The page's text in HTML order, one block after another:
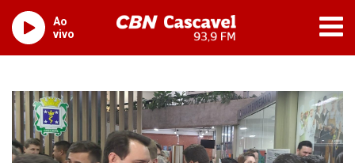
Ao
vivo